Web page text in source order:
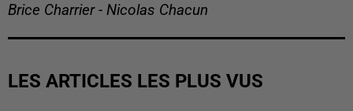
Brice Charrier - Nicolas Chacun
LES ARTICLES LES PLUS VUS